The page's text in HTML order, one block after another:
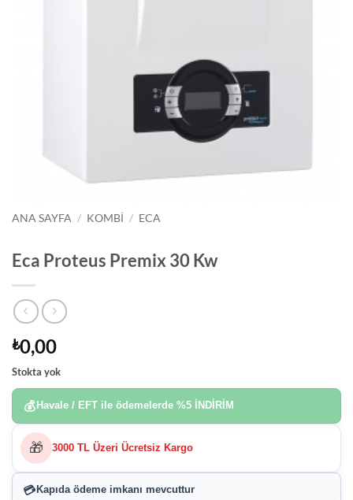
ANA SAYFA / KOMBI / ECA
Eca Proteus Premix 30 Kw
₺0,00
Stokta yok
💰 Havale / EFT ile ödemelerde %5 İNDİRİM
🎁 3000 TL Üzeri Ücretsiz Kargo
💳 Kapıda ödeme imkanı mevcuttur